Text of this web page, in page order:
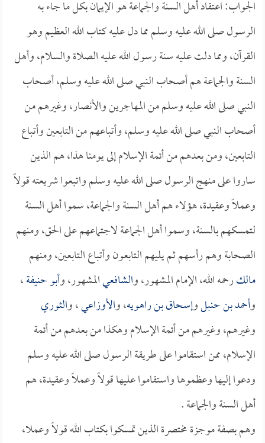
الجواب: اعتقاد أهل السنة والجماعة هو الإيمان بكل ما جاء به
الرسول صلى الله عليه وسلم مما دل عليه كتاب الله العظيم وهو
القرآن، ومما دلت عليه سنة رسول الله عليه الصلاة والسلام، وأهل
السنة والجماعة هم أصحاب النبي صلى الله عليه وسلم، أصحاب
النبي صلى الله عليه وسلم من المهاجرين والأنصار، وغيرهم من
أصحاب النبي صلى الله عليه وسلم، وأتباعهم من التابعين وأتباع
التابعين، ومن بعدهم من أئمة الإسلام إلى يومنا هذا، هم الذين
ساروا على منهج الرسول صلى الله عليه وسلم واتبعوا شريعته قولاً
وعملاً وعقيدة، هؤلاء هم أهل السنة والجماعة، سموا أهل السنة
لتمسكهم بالسنة، وسموا أهل الجماعة لاجتماعهم على الحق، ومنهم
الصحابة وهم رأسهم ثم يليهم التابعون وأتباع التابعين، ومنهم
مالكرحمه الله، الإمام المشهور، والشافعيالمشهور، وأبو حنيفة،
وأحمد بن حنبلوإسحاق بن راهويه، والأوزاعي، والثوري
وغيرهم، وغيرهم من أئمة الإسلام وهكذا من بعدهم من أئمة
الإسلام، ممن استقاموا على طريقة الرسول صلى الله عليه وسلم
ودعوا إليها وعظموها واستقاموا عليها قولاً وعملاً وعقيدة، هم
أهل السنة والجماعة .
وهم بصفة موجزة مختصرة الذين تمسكوا بكتاب الله قولاً وعملا،